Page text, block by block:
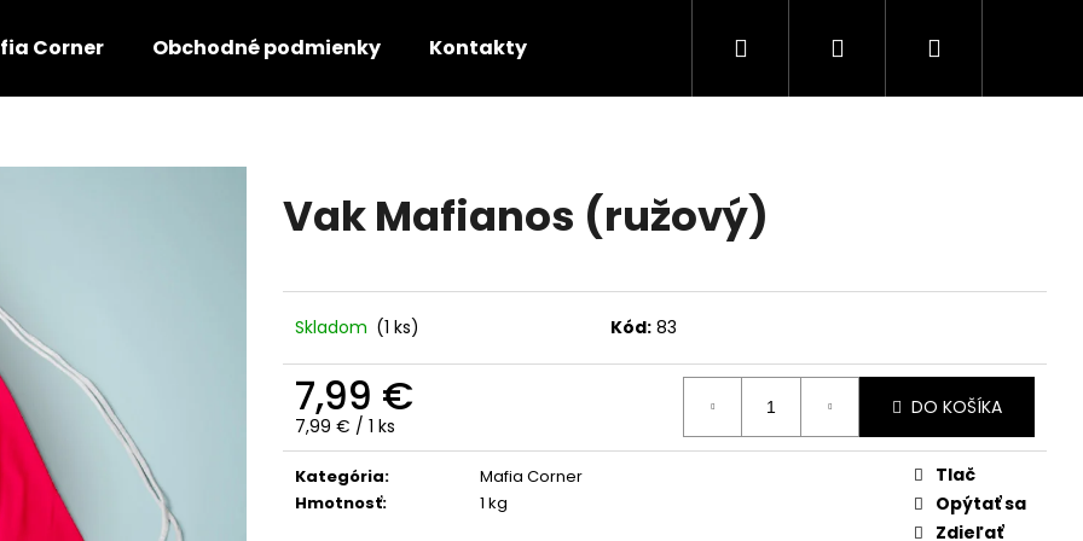
Corner Obchodné podmienky Kontakty Hľadať PrihlásenieNákupný
Vak Mafianos (ružový)
Skladom (1 ks) Kód: 83
7,99 €
Jednotková
cena:
7,99 € / 1 ks
DO KOŠÍKA
Kategória:
Mafia Corner
Hmotnosť: 1 kg
Tlač
Opýtať sa
Zdieľať
HĽADAŤ
Nasledujúce